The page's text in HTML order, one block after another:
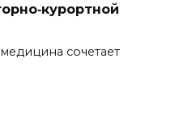
сочетает